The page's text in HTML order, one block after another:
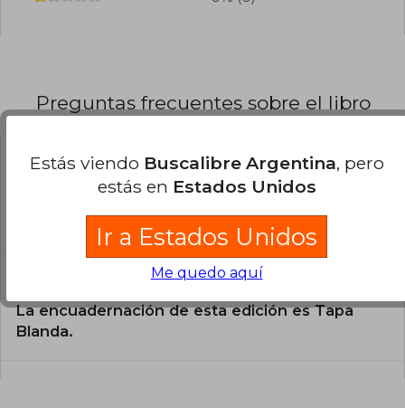
Preguntas frecuentes sobre el libro
¿El libro es original?
catálogo son Originales.
¿Cuál es la encuadernación de este libro?
La encuadernación de esta edición es Tapa
Blanda.
Estás viendo Buscalibre Argentina, pero
estás en Estados Unidos
Ir a Estados Unidos
Me quedo aquí